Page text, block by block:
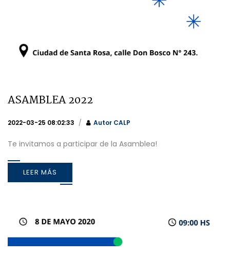
ASAMBLEA 2022
2022-03-25 08:02:33 Autor CALP
Te invitamos a participar de la Asamblea!
LEER MÁS